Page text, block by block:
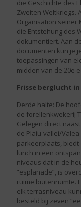
die Geschichte des
Zweiten Weltkriegs.
Organisation seiner
die Entstehung des
dokumentiert. Aan
documenten kun je
toepassingen van
midden van de 20e
Frisse berglucht
Derde halte: De
de forellenkwekerij
Gelegen direct
de Plaiu-vallei/
parkeerplaats,
lunch in een
niveaus dat in de
“esplanade”, is
ruime buitenruimte.
elk terrasniveau
besteld bij zeven